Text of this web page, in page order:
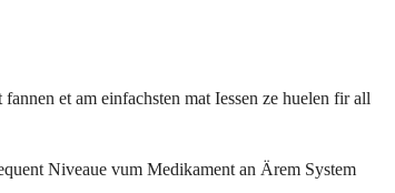
et am einfachsten mat Iessen ze huelen fir all
Niveaue vum Medikament an Ärem System